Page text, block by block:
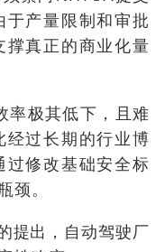
产量限制和审批
真正的商业化量
率极其低下，且难
过长期的行业博
修改基础安全标
。
提出，自动驾驶厂